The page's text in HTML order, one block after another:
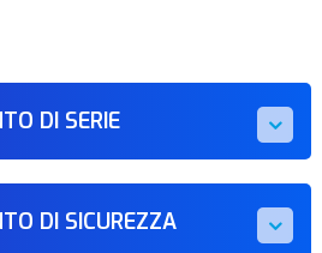
DI SERIE
DI SICUREZZA